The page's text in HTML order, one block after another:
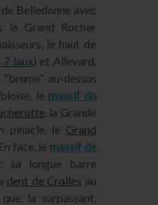
Belledonne avec
le Grand Rocher
le haut de
7 laux) et Allevard.
au-dessus
le massif du
, la Grande
pinacle, le Grand
face, le massif de
sa longue barre
dent de Crolles au
la surpassant,